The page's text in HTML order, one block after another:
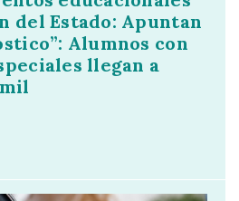
del Estado: Apuntan
Alumnos con
llegan a